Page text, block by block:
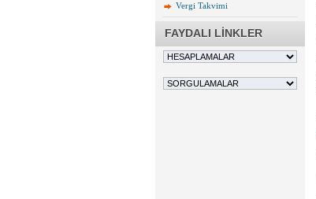
Vergi Takvimi
FAYDALI LİNKLER